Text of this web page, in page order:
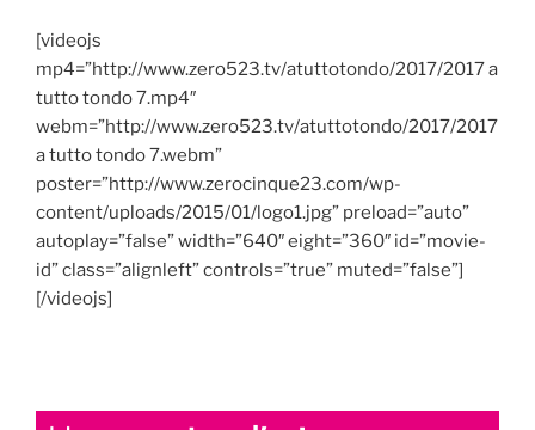
[videojs
mp4=”http://www.zero523.tv/atuttotondo/2017/2017 a
tutto tondo 7.mp4″
webm=”http://www.zero523.tv/atuttotondo/2017/2017
a tutto tondo 7.webm”
poster=”http://www.zerocinque23.com/wp-
content/uploads/2015/01/logo1.jpg” preload=”auto”
autoplay=”false” width=”640″ eight=”360″ id=”movie-
id” class=”alignleft” controls=”true” muted=”false”]
[/videojs]